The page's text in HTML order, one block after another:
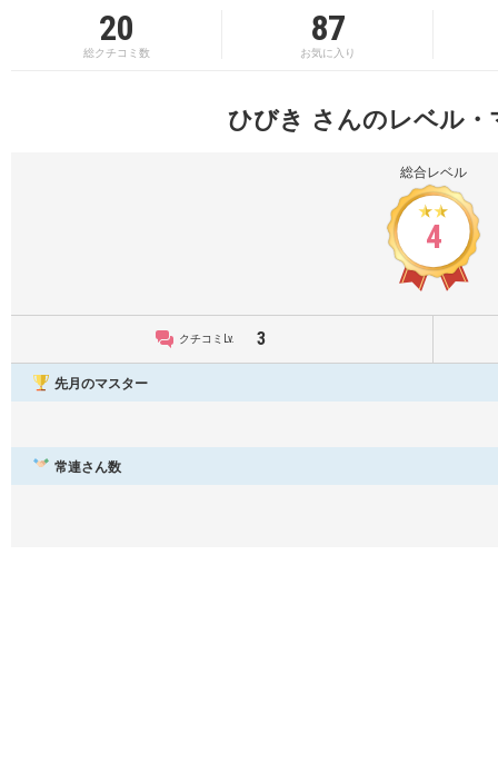
20
総クチコミ数
87
お気に入り
ひびき さんのレベル・
総合レベル
4
クチコミLv. 3
先月のマスター
常連さん数